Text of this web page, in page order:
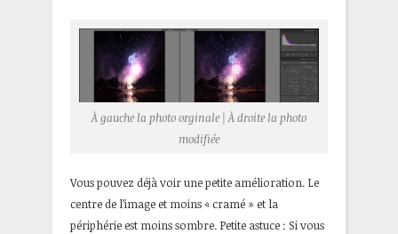
À gauche la photo orginale | À droite la photo
modifiée
Vous pouvez déjà voir une petite amélioration. Le
centre de l’image et moins « cramé » et la
périphérie est moins sombre. Petite astuce : Si vous